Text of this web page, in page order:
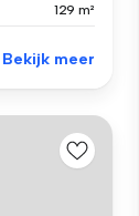
129 m²
Bekijk meer